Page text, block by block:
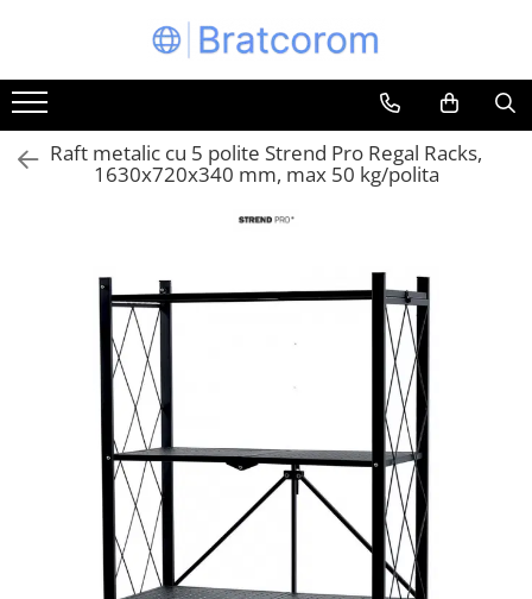
Toate Produsele
Articole animale
Adapatoare animale
Produse igiena externa animale
Bucatarii de vara Tuozi
Articole ambalare
Articole bucatarie
Articole mobila
Articole organizare
Articole Sportive
Raft metalic cu 5 polite Strend Pro Regal Racks,
1630x720x340 mm, max 50 kg/polita